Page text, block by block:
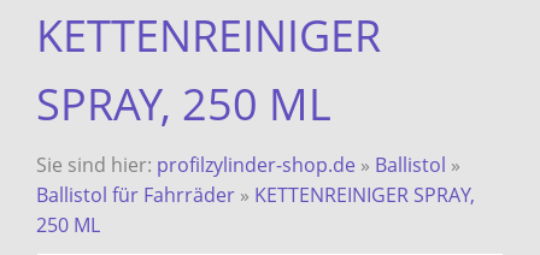
KETTENREINIGER
SPRAY, 250 ML
Sie sind hier: profilzylinder-shop.de » Ballistol »
Ballistol für Fahrräder » KETTENREINIGER SPRAY,
250 ML